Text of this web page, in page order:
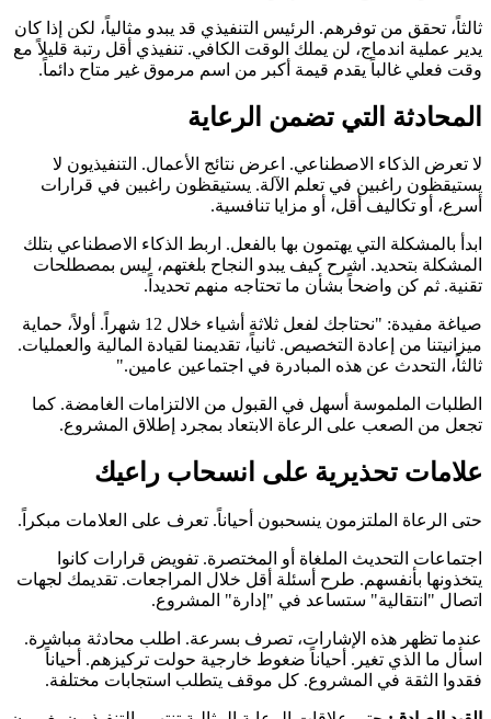
ثالثاً، تحقق من توفرهم. الرئيس التنفيذي قد يبدو مثالياً، لكن إذا كان
يدير عملية اندماج، لن يملك الوقت الكافي. تنفيذي أقل رتبة قليلاً مع
وقت فعلي غالباً يقدم قيمة أكبر من اسم مرموق غير متاح دائماً.
المحادثة التي تضمن الرعاية
لا تعرض الذكاء الاصطناعي. اعرض نتائج الأعمال. التنفيذيون لا
يستيقظون راغبين في تعلم الآلة. يستيقظون راغبين في قرارات
أسرع، أو تكاليف أقل، أو مزايا تنافسية.
ابدأ بالمشكلة التي يهتمون بها بالفعل. اربط الذكاء الاصطناعي بتلك
المشكلة بتحديد. اشرح كيف يبدو النجاح بلغتهم، ليس بمصطلحات
تقنية. ثم كن واضحاً بشأن ما تحتاجه منهم تحديداً.
صياغة مفيدة: "نحتاجك لفعل ثلاثة أشياء خلال 12 شهراً. أولاً، حماية
ميزانيتنا من إعادة التخصيص. ثانياً، تقديمنا لقيادة المالية والعمليات.
ثالثاً، التحدث عن هذه المبادرة في اجتماعين عامين."
الطلبات الملموسة أسهل في القبول من الالتزامات الغامضة. كما
تجعل من الصعب على الرعاة الابتعاد بمجرد إطلاق المشروع.
علامات تحذيرية على انسحاب راعيك
حتى الرعاة الملتزمون ينسحبون أحياناً. تعرف على العلامات مبكراً.
اجتماعات التحديث الملغاة أو المختصرة. تفويض قرارات كانوا
يتخذونها بأنفسهم. طرح أسئلة أقل خلال المراجعات. تقديمك لجهات
اتصال "انتقالية" ستساعد في "إدارة" المشروع.
عندما تظهر هذه الإشارات، تصرف بسرعة. اطلب محادثة مباشرة.
اسأل ما الذي تغير. أحياناً ضغوط خارجية حولت تركيزهم. أحياناً
فقدوا الثقة في المشروع. كل موقف يتطلب استجابات مختلفة.